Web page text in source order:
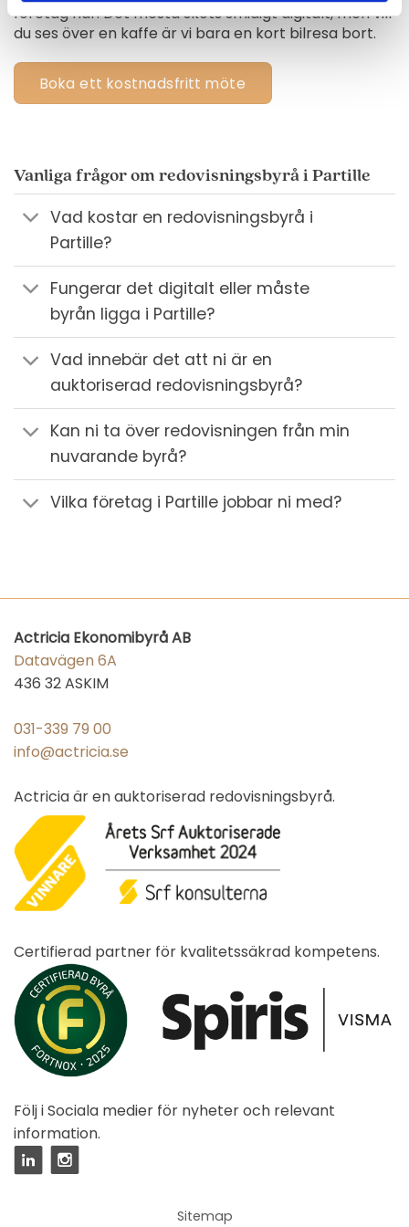
företag här. Det mesta sköts smidigt digitalt, men vill
du ses över en kaffe är vi bara en kort bilresa bort.
Boka ett kostnadsfritt möte
Vanliga frågor om redovisningsbyrå i Partille
Vad kostar en redovisningsbyrå i
Partille?
Fungerar det digitalt eller måste
byrån ligga i Partille?
Vad innebär det att ni är en
auktoriserad redovisningsbyrå?
Kan ni ta över redovisningen från min
nuvarande byrå?
Vilka företag i Partille jobbar ni med?
Actricia Ekonomibyrå AB
Datavägen 6A
436 32 ASKIM
031-339 79 00
info@actricia.se
Actricia är en auktoriserad redovisningsbyrå.
Certifierad partner för kvalitetssäkrad kompetens.
Följ i Sociala medier för nyheter och relevant
information.
Sitemap